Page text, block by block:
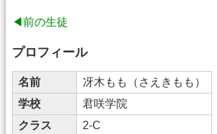
◀前の生徒
プロフィール
名前
冴木もも（さえきもも）
学校
君咲学院
クラス
2-C